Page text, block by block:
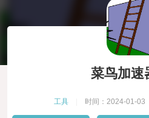
菜鸟加速
工具 时间：2024-01-03